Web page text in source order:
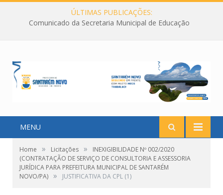
ÚLTIMAS PUBLICAÇÕES:
Comunicado da Secretaria Municipal de Educação
MENU
Home » Licitações »
INEXIGIBILIDADE Nº 002/2020
(CONTRATAÇÃO DE SERVIÇO DE CONSULTORIA E ASSESSORIA
JURÍDICA PARA PREFEITURA MUNICIPAL DE SANTARÉM
NOVO/PA) » JUSTIFICATIVA DA CPL (1)